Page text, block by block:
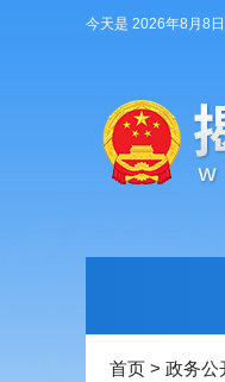
今天是 2026年8月8
首页 > 政务公